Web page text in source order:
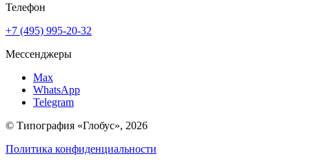
Телефон
+7 (495) 995-20-32
Мессенджеры
Max
WhatsApp
Telegram
© Типография «Глобус», 2026
Политика конфиденциальности